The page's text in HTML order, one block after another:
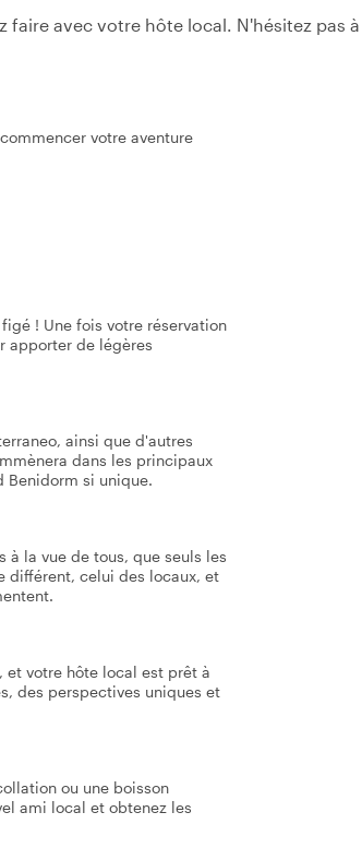
faire avec votre hôte local. N'hésitez pas à
votre aventure
! Une fois votre réservation
apporter de légères
ainsi que d'autres
dans les principaux
Benidorm si unique.
à la vue de tous, que seuls les
différent, celui des locaux, et
et votre hôte local est prêt à
des perspectives uniques et
ou une boisson
ami local et obtenez les